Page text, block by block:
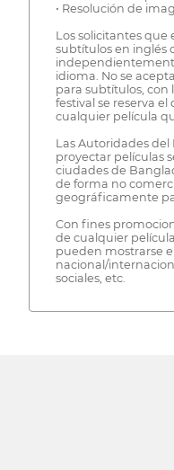
• Resolución de
Los solicitantes
subtítulos en inglés
idioma. No se
para subtítulos, con
festival se reserva
cualquier película
Las Autoridades
proyectar películas
ciudades de
de forma no
geográficamente
Con fines
de cualquier
pueden mostrarse
nacional/
sociales, etc.